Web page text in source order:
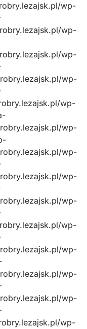
wp-
wp-
wp-
wp-
wp-
wp-
wp-
wp-
wp-
wp-
wp-
wp-
wp-
wp-